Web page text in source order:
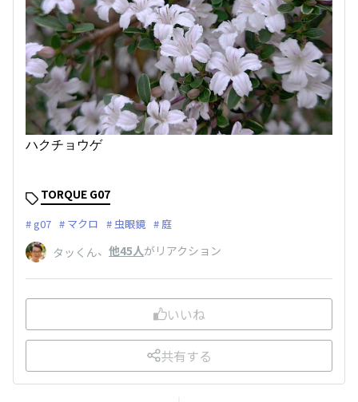
ハクチョウゲ
TORQUE G07
g07 マクロ 虫眼鏡 庭
タッくん、 他45人がリアクション
いいね
共有する